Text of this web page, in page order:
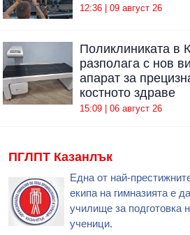
12:36 | 09 август 26
Поликлиниката в
разполага с нов
апарат за
костното здраве
15:09 | 06 август 26
ПГЛПТ Казанлък
Една от най-
екипа на гимназията е
училище за подготовка
ученици.